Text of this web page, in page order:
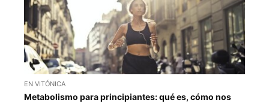
EN VITÓNICA
Metabolismo para principiantes: qué es, cómo nos